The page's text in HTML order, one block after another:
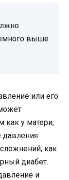
выше
или его
как у матери,
давления
как
диабет.
и